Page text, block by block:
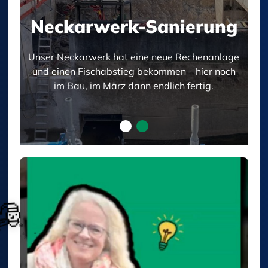
Neckarwerk-Sanierung
Unser Neckarwerk hat eine neue Rechenanlage
und einen Fischabstieg bekommen – hier noch
im Bau, im März dann endlich fertig.
Neckarwerk-Sanierung
Unser Neckarwerk hat eine neue Rechenanlage
und einen Fischabstieg bekommen – hier noch
im Bau, im März dann endlich fertig.